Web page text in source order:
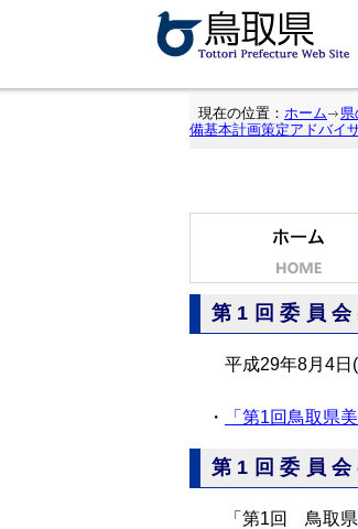
現在の位置： ホーム
備基本計画策定アドバイ
第1回委員
平成29年8月4日(
・ 「第1回鳥取県
第1回委員
「第1回 鳥取県